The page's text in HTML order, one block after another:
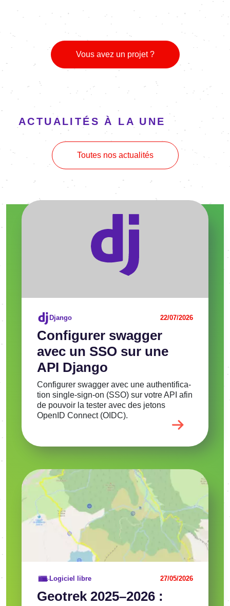
Vous avez un projet ?
ACTUALITÉS À LA UNE
Toutes nos actualités
Confi­gu­rer swag­ger
avec un SSO sur une
API Django
Django 22/07/2026
Confi­gu­rer swag­ger avec une authen­ti­fi­ca­
tion single-sign-on (SSO) sur votre API afin
de pouvoir la tester avec des jetons
OpenID Connect (OIDC).
Voir l'article
Geotrek 2025–2026 :
Logiciel libre 27/05/2026
Voir l'article
Image